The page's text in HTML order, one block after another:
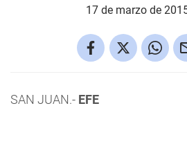
17 de marzo de
SAN JUAN.- EFE